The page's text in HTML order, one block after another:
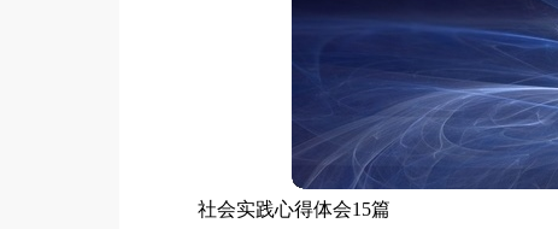
社会实践心得体会15篇